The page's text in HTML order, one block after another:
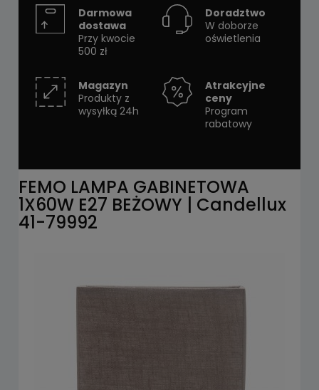
Darmowa
dostawa
Przy kwocie
500 zł
Doradztwo
W doborze
oświetlenia
Magazyn
Produkty z
wysyłką 24h
Atrakcyjne
ceny
Program
rabatowy
FEMO LAMPA GABINETOWA
1X60W E27 BEŻOWY | Candellux
41-79992